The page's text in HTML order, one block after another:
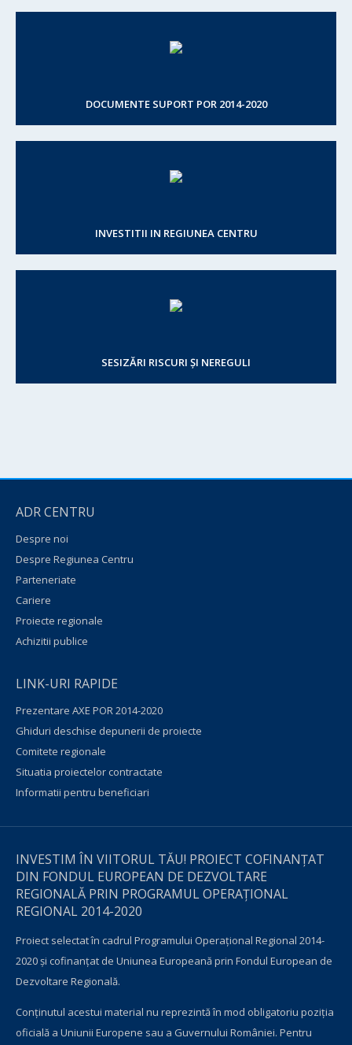
DOCUMENTE SUPORT POR 2014-2020
INVESTITII IN REGIUNEA CENTRU
SESIZĂRI RISCURI ȘI NEREGULI
ADR CENTRU
Despre noi
Despre Regiunea Centru
Parteneriate
Cariere
Proiecte regionale
Achizitii publice
LINK-URI RAPIDE
Prezentare AXE POR 2014-2020
Ghiduri deschise depunerii de proiecte
Comitete regionale
Situatia proiectelor contractate
Informatii pentru beneficiari
INVESTIM ÎN VIITORUL TĂU! PROIECT COFINANȚAT
DIN FONDUL EUROPEAN DE DEZVOLTARE
REGIONALĂ PRIN PROGRAMUL OPERAŢIONAL
REGIONAL 2014-2020
Proiect selectat în cadrul Programului Operațional Regional 2014-
2020 și cofinanțat de Uniunea Europeană prin Fondul European de
Dezvoltare Regională.
Conţinutul acestui material nu reprezintă în mod obligatoriu poziţia
oficială a Uniunii Europene sau a Guvernului României. Pentru